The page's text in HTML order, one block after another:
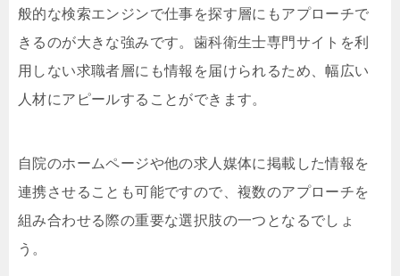
般的な検索エンジンで仕事を探す層にもアプローチで
きるのが大きな強みです。歯科衛生士専門サイトを利
用しない求職者層にも情報を届けられるため、幅広い
人材にアピールすることができます。
自院のホームページや他の求人媒体に掲載した情報を
連携させることも可能ですので、複数のアプローチを
組み合わせる際の重要な選択肢の一つとなるでしょ
う。